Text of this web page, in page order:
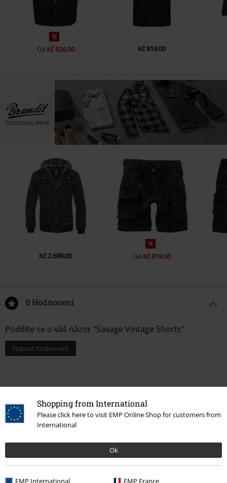
Shopping from International
Please click here to visit EMP Online Shop for customers from
International
Ok
EMP International EMP France
%
Od Kč 926,00 Kč 819,00
Kč 2.689,00
%
Od Kč 819,00
0 Hodnocení
Podělte se o váš názor "Savage Vintage Shorts".
Napsat hodnocení
Naposledy navštívené